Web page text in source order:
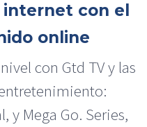
con el
online
con Gtd TV y las
y Mega Go. Series,